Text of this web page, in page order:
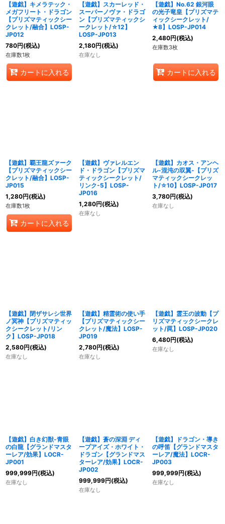
【遊戯】キメラテック・
メガフリート・ドラゴン
【プリズマティックシー
クレット/融合】LOSP-
JP012
780円(税込)
在庫数1枚
カートに入れる
【遊戯】スカーレッド・
スーパーノヴァ・ドラゴ
ン【プリズマティックシ
ークレット/☆12】
LOSP-JP013
2,180円(税込)
在庫なし
【遊戯】No.62 銀河眼
の光子竜皇【プリズマテ
ィックシークレット/
★8】LOSP-JP014
2,480円(税込)
在庫数3枚
カートに入れる
【遊戯】覇王龍ズァーク
【プリズマティックシー
クレット/融合】LOSP-
JP015
1,280円(税込)
在庫数1枚
カートに入れる
【遊戯】ヴァレルエン
ド・ドラゴン【プリズマ
ティックシークレット/
リンク-5】LOSP-
JP016
1,280円(税込)
在庫なし
【遊戯】カオス・アンヘ
ル-混沌の双翼-【プリズ
マティックシークレッ
ト/☆10】LOSP-JP017
3,780円(税込)
在庫なし
【遊戯】閉ザサレシ世界
ノ冥神【プリズマティッ
クシークレット/リン
ク】LOSP-JP018
2,580円(税込)
在庫なし
【遊戯】精霊術の使い手
【プリズマティックシー
クレット/魔法】LOSP-
JP019
2,780円(税込)
在庫なし
【遊戯】霊王の波動【プ
リズマティックシークレ
ット/罠】LOSP-JP020
6,480円(税込)
在庫なし
【遊戯】白き幻獣-青眼
の白龍【グランドマスタ
ーレア/効果】LOCR-
JP001
999,999円(税込)
在庫なし
【遊戯】蒼の深淵 ディ
ープアイズ・ホワイト・
ドラゴン【グランドマス
ターレア/効果】LOCR-
JP002
999,999円(税込)
在庫なし
【遊戯】ドラゴン・導き
の呼笛【グランドマスタ
ーレア/魔法】LOCR-
JP003
999,999円(税込)
在庫なし